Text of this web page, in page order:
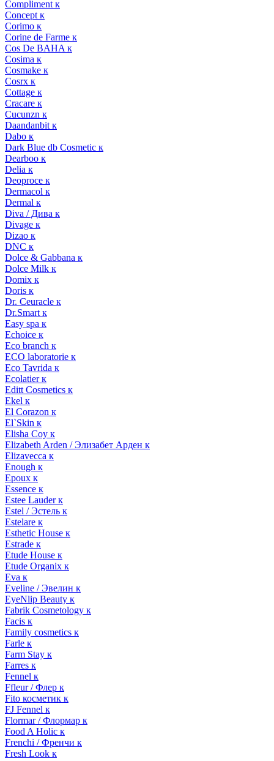
Compliment к
Concept к
Corimo к
Corine de Farme к
Cos De BAHA к
Cosima к
Cosmake к
Cosrx к
Cottage к
Cracare к
Cucunzn к
Daandanbit к
Dabo к
Dark Blue db Cosmetic к
Dearboo к
Delia к
Deoproce к
Dermacol к
Dermal к
Diva / Дива к
Divage к
Dizao к
DNC к
Dolce & Gabbana к
Dolce Milk к
Domix к
Doris к
Dr. Ceuracle к
Dr.Smart к
Easy spa к
Echoice к
Eco branch к
ECO laboratorie к
Eco Tavrida к
Ecolatier к
Editt Cosmetics к
Ekel к
El Corazon к
El`Skin к
Elisha Coy к
Elizabeth Arden / Элизабет Арден к
Elizavecca к
Enough к
Epoux к
Essence к
Estee Lauder к
Estel / Эстель к
Estelare к
Esthetic House к
Estrade к
Etude House к
Etude Organix к
Eva к
Eveline / Эвелин к
EyeNlip Beauty к
Fabrik Cosmetology к
Facis к
Family cosmetics к
Farle к
Farm Stay к
Farres к
Fennel к
Ffleur / Флер к
Fito косметик к
FJ Fennel к
Flormar / Флормар к
Food A Holic к
Frenchi / Френчи к
Fresh Look к